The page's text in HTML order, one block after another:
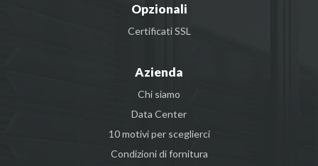
Opzionali
Certificati SSL
Azienda
Chi siamo
Data Center
10 motivi per sceglierci
Condizioni di fornitura